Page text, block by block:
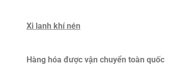
Xi lanh khí nén
Hàng hóa được vận chuyển toàn quốc